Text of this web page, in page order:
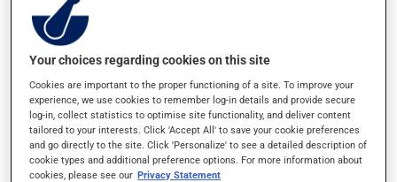
évitez le café, le thé et le chocolat;
évitez les aliments très acides ou épicés;
évitez les fritures.
Attention ! Le fait de fumer la cigarette est irritant pour
l'estomac.
Il est important de respecter la posologie inscrite sur
l'étiquette. N'en utilisez pas plus, ni plus souvent
Your choices regarding cookies on this site
Cookies are important to the proper functioning of a site. To improve your
experience, we use cookies to remember log-in details and provide secure
log-in, collect statistics to optimise site functionality, and deliver content
tailored to your interests. Click 'Accept All' to save your cookie preferences
and go directly to the site. Click 'Personalize' to see a detailed description of
cookie types and additional preference options. For more information about
cookies, please see our Privacy Statement